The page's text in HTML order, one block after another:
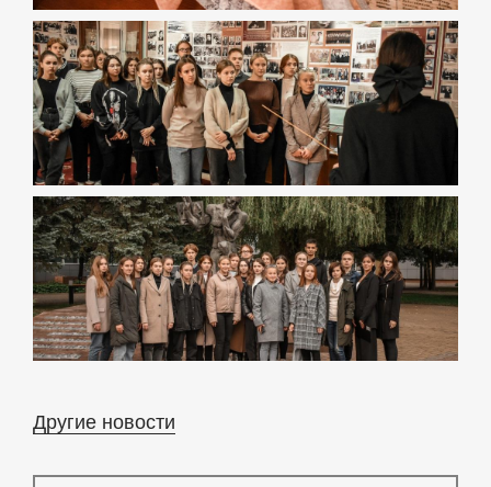
Другие новости